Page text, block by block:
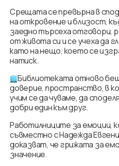
Срещата се превърна в
на откровение и близост,
заедно търсеха отговори,
от живота си и се учеха да
като на нещо, което се
натиск.
Библиотеката отново
доверие, пространство, в
учим се да чуваме, да
добри един към друг.
Работилниците за емоции,
съвместно с Надежда
доказват, че грижата за
значение.